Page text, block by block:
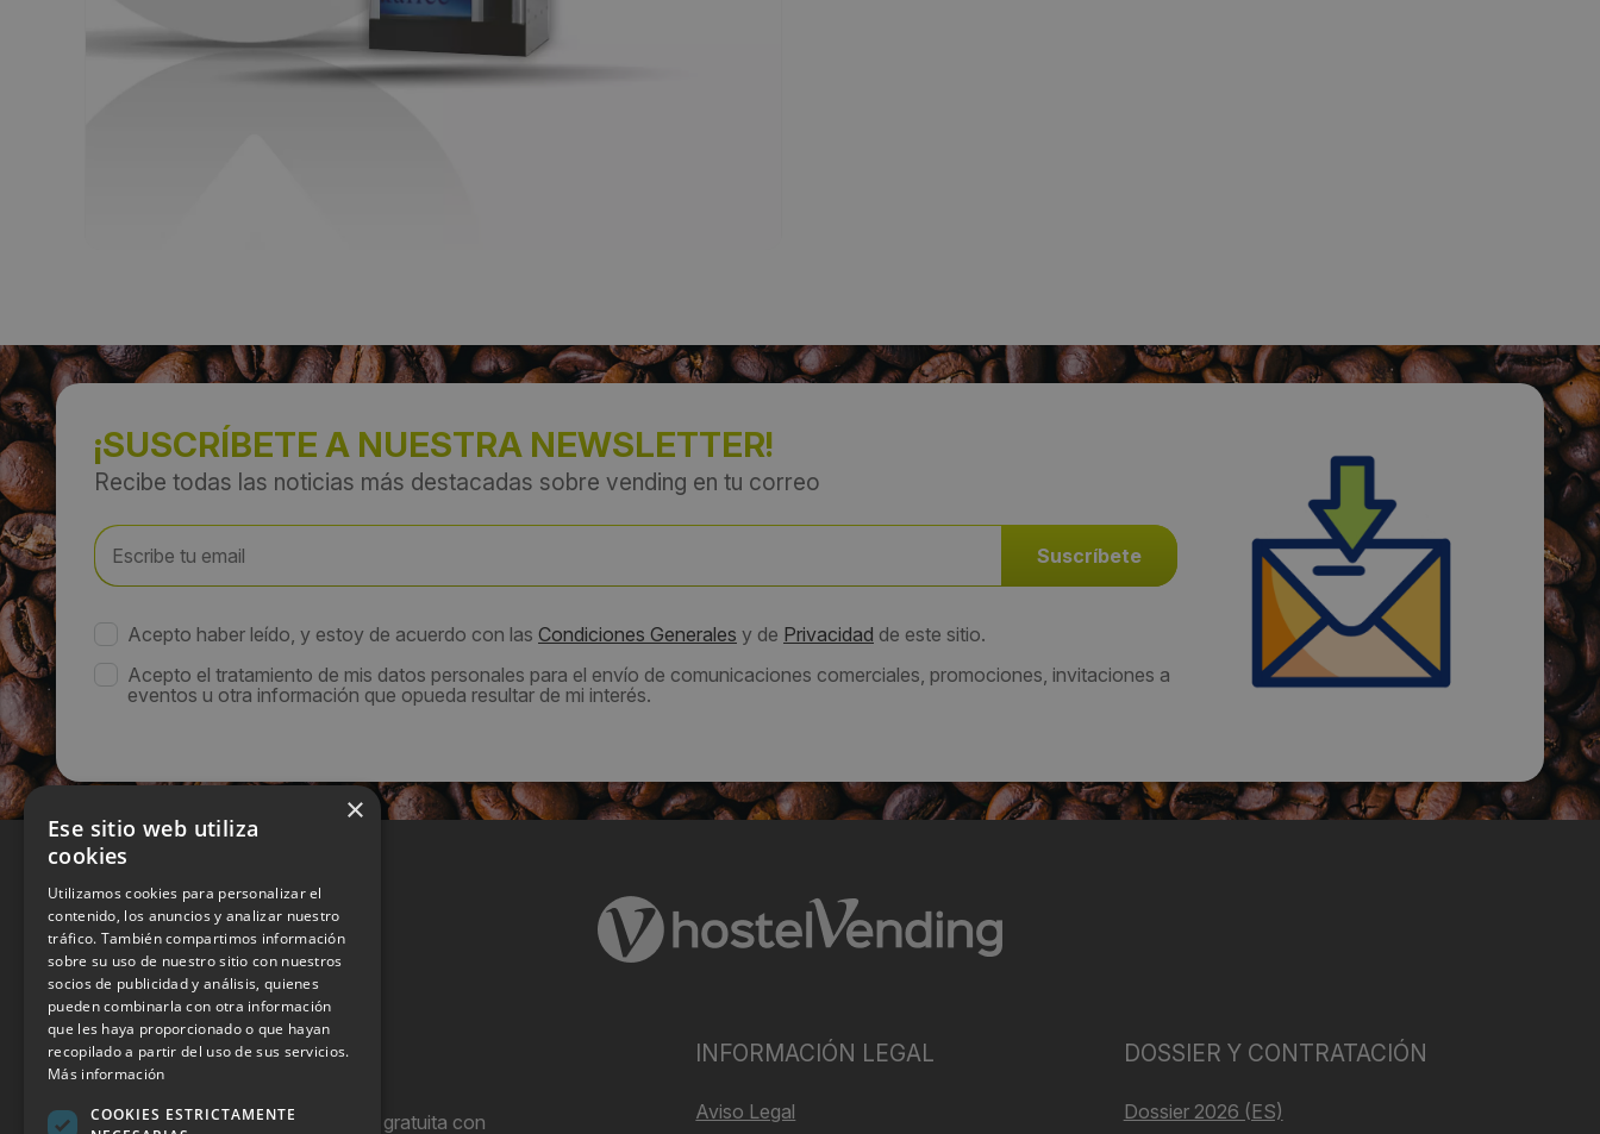
¡SUSCRÍBETE A NUESTRA NEWSLETTER!
Recibe todas las noticias más destacadas sobre vending en tu correo
Acepto haber leído, y estoy de acuerdo con las Condiciones Generales y de Privacidad de este sitio.
Acepto el tratamiento de mis datos personales para el envío de comunicaciones comerciales, promociones, invitaciones a
eventos u otra información que opueda resultar de mi interés.
Hostel Vending es una publicación gratuita con
INFORMACIÓN LEGAL
Aviso Legal
DOSSIER Y CONTRATACIÓN
Dossier 2026 (ES)
×
Ese sitio web utiliza
cookies
Utilizamos cookies para personalizar el
contenido, los anuncios y analizar nuestro
tráfico. También compartimos información
sobre su uso de nuestro sitio con nuestros
socios de publicidad y análisis, quienes
pueden combinarla con otra información
que les haya proporcionado o que hayan
recopilado a partir del uso de sus servicios.
Más información
COOKIES ESTRICTAMENTE